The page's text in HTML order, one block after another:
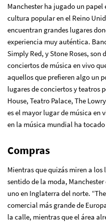
Manchester ha jugado un
cultura popular en el Reino
encuentran grandes lugares
experiencia muy auténtica.
Simply Red, y Stone Roses,
conciertos de música en vivo
aquellos que prefieren algo un
lugares de conciertos y teatros
House, Teatro Palace, The
es el mayor lugar de música en
en la música mundial ha
Compras
Mientras que quizás miren a
sentido de la moda,
uno en Inglaterra del norte. “
comercial más grande de
la calle, mientras que el área